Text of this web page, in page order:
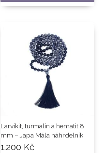
Larvikit, turmalín a hematit 8
mm – Japa Mála náhrdelník
1.200 Kč